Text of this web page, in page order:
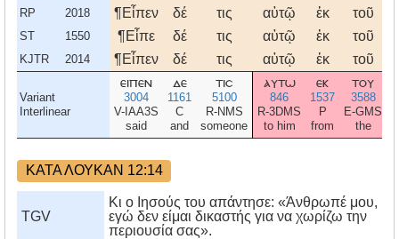
RP 2018 ¶Εἶπεν δέ τις αὐτῷ ἐκ τοῦ
ST 1550 ¶Εἶπε δέ τις αὐτῷ ἐκ τοῦ
KJTR 2014 ¶Εἶπεν δέ τις αὐτῷ ἐκ τοῦ
Variant
Interlinear
ειπεν
3004
V-IAA3S
said
δε
1161
C
and
τισ
5100
R-NMS
someone
αυτω
846
R-3DMS
to him
εκ
1537
P
from
του
3588
E-GMS
the
ΚΑΤΑ ΛΟΥΚΑΝ 12:14
TGV
Κι ο Ιησούς του απάντησε: «Άνθρωπέ μου,
εγώ δεν είμαι δικαστής για να χωρίζω την
περιουσία σας».